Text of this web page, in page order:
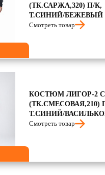
(ТК.САРЖА,320) П/К,
Т.СИНИЙ/БЕЖЕВЫЙ
Смотреть товар
КОСТЮМ ЛИГОР-2
(ТК.СМЕСОВАЯ,210)
Т.СИНИЙ/
Смотреть товар